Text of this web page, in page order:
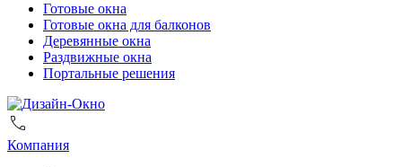
Готовые окна
Готовые окна для балконов
Деревянные окна
Раздвижные окна
Портальные решения
Компания